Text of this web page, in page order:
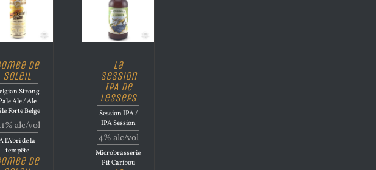
de
Soleil
Strong
Ale / Ale
Forte Belge
alc/vol
l'Abri de la
tempête
de
La
Session
IPA de
Lesseps
Session IPA /
IPA Session
4% alc/vol
Microbrasserie
Pit Caribou